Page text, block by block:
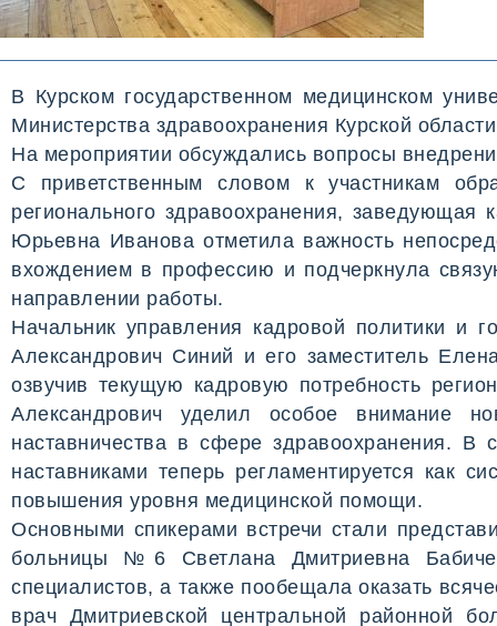
В Курском государственном медицинском
Министерства здравоохранения Курской
На мероприятии обсуждались вопросы
С приветственным словом к участникам
регионального здравоохранения, заведующая
Юрьевна Иванова отметила важность
вхождением в профессию и подчеркнула
направлении работы.
Начальник управления кадровой политики и
Александрович Синий и его заместитель
озвучив текущую кадровую потребность
Александрович уделил особое внимание
наставничества в сфере здравоохранения.
наставниками теперь регламентируется как
повышения уровня медицинской помощи.
Основными спикерами встречи стали
больницы №6 Светлана Дмитриевна
специалистов, а также пообещала оказать
врач Дмитриевской центральной районной